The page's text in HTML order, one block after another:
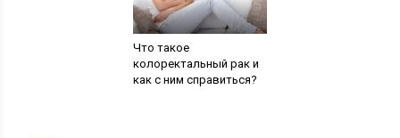
Что такое
колоректальный рак и
как с ним справиться?